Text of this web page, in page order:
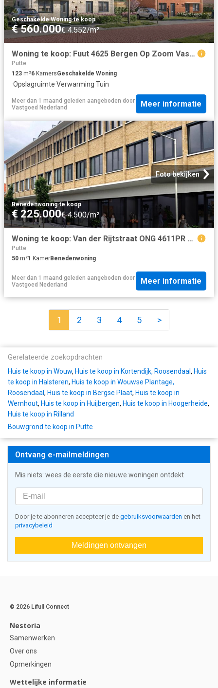
Geschakelde Woning·te koop
€ 560.000€ 4.552/m²
Woning te koop: Fuut 4625 Bergen Op Zoom Vastgoed Nederland
Putte
123 m²6 KamersGeschakelde Woning
·Opslagruimte·Verwarming·Tuin
Meer dan 1 maand geleden aangeboden door
Vastgoed Nederland
Meer informatie
Foto bekijken
Benedenwoning·te koop
€ 225.000€ 4.500/m²
Woning te koop: Van der Rijtstraat ONG 4611PR Bergen op Zoom Vastgoed Nederland
Putte
50 m²1 KamerBenedenwoning
Meer dan 1 maand geleden aangeboden door
Vastgoed Nederland
Meer informatie
1 2 3 4 5 >
Gerelateerde zoekopdrachten
Huis te koop in Wouw, Huis te koop in Kortendijk, Roosendaal, Huis
te koop in Halsteren, Huis te koop in Wouwse Plantage,
Roosendaal, Huis te koop in Bergse Plaat, Huis te koop in
Wernhout, Huis te koop in Huijbergen, Huis te koop in Hoogerheide,
Huis te koop in Rilland
Bouwgrond te koop in Putte
Ontvang e-mailmeldingen
Mis niets: wees de eerste die nieuwe woningen ontdekt
Door je te abonneren accepteer je de gebruiksvoorwaarden en het
privacybeleid
Meldingen ontvangen
© 2026 Lifull Connect
Nestoria
Samenwerken
Over ons
Opmerkingen
Wettelijke informatie